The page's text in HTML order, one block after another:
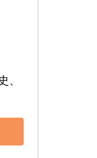
、